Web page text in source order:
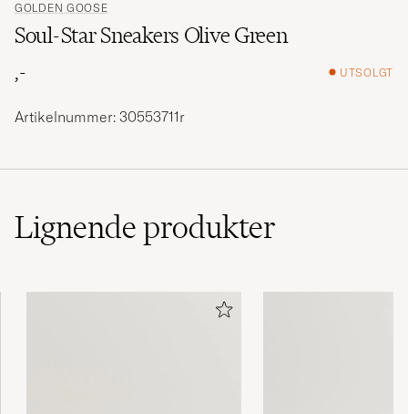
GOLDEN GOOSE
Soul-Star Sneakers Olive Green
,-
UTSOLGT
Artikelnummer: 30553711r
Lignendeprodukter